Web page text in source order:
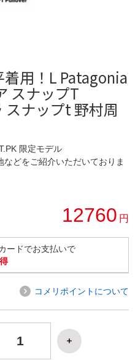
用！L Patagonia
スナップT
ナップt 野村周
限定モデル
どをご紹介いただいておりま
12760 円
ードでお支払いで
コメリポイントについて